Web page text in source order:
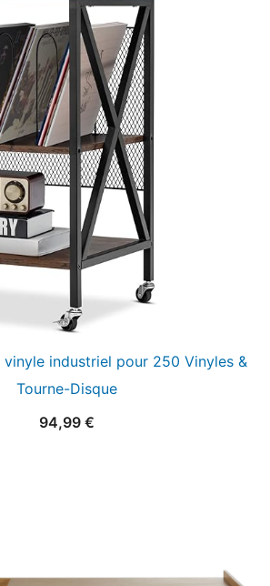
vinyle industriel pour 250 Vinyles &
Tourne-Disque
94,99 €